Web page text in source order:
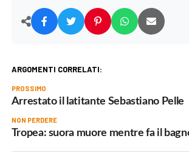
ARGOMENTI CORRELATI:
PROSSIMO
Arrestato il latitante Sebastiano Pelle
NON PERDERE
Tropea: suora muore mentre fa il